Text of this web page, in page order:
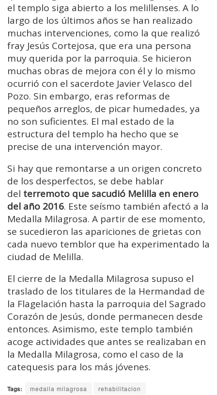
el templo siga abierto a los melillenses. A lo
largo de los últimos años se han realizado
muchas intervenciones, como la que realizó
fray Jesús Cortejosa, que era una persona
muy querida por la parroquia. Se hicieron
muchas obras de mejora con él y lo mismo
ocurrió con el sacerdote Javier Velasco del
Pozo. Sin embargo, eras reformas de
pequeños arreglos, de picar humedades, ya
no son suficientes. El mal estado de la
estructura del templo ha hecho que se
precise de una intervención mayor.
Si hay que remontarse a un origen concreto
de los desperfectos, se debe hablar
del terremoto que sacudió Melilla en enero
del año 2016. Este seísmo también afectó a la
Medalla Milagrosa. A partir de ese momento,
se sucedieron las apariciones de grietas con
cada nuevo temblor que ha experimentado la
ciudad de Melilla.
El cierre de la Medalla Milagrosa supuso el
traslado de los titulares de la Hermandad de
la Flagelación hasta la parroquia del Sagrado
Corazón de Jesús, donde permanecen desde
entonces. Asimismo, este templo también
acoge actividades que antes se realizaban en
la Medalla Milagrosa, como el caso de la
catequesis para los más jóvenes.
Tags: medalla milagrosa rehabilitacion